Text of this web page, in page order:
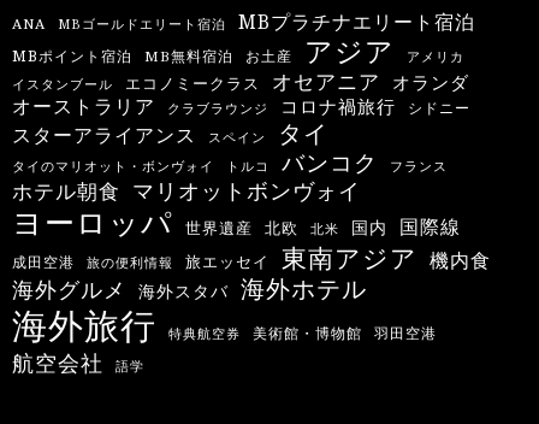
ANA MBゴールドエリート宿泊 MBプラチナエリート宿泊
MBポイント宿泊 MB無料宿泊 お土産 アジア アメリカ
イスタンブール エコノミークラス オセアニア オランダ
オーストラリア クラブラウンジ コロナ禍旅行 シドニー
スターアライアンス スペイン タイ
タイのマリオット・ボンヴォイ トルコ バンコク フランス
ホテル朝食 マリオットボンヴォイ
ヨーロッパ 世界遺産 北欧 北米 国内 国際線
成田空港 旅の便利情報 旅エッセイ 東南アジア 機内食
海外グルメ 海外スタバ 海外ホテル
海外旅行 特典航空券 美術館・博物館 羽田空港
航空会社 語学